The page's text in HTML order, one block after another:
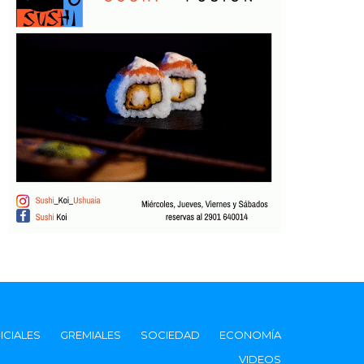
GREMIALES SOCIEDAD
ECONOMÍA
VIDEOS